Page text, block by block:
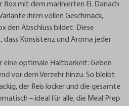
mit dem marinierten Ei. Danach
ihren vollen Geschmack,
den Abschluss bildet. Diese
dass Konsistenz und Aroma jeder
eine optimale Haltbarkeit: Geben
vor dem Verzehr hinzu. So bleibt
der Reis locker und die gesamte
– ideal für alle, die Meal Prep